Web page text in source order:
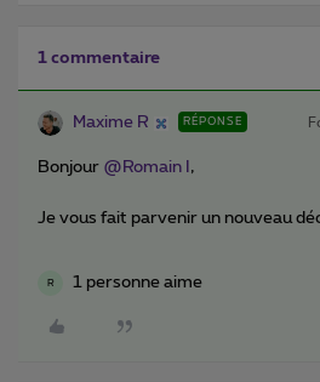
1 commentaire
Maxime R RÉPONSE
Bonjour ​ @Romain I ,
Je vous fait parvenir un nouveau
R 1 personne aime